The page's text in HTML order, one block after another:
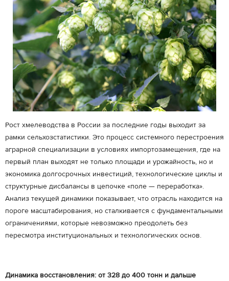
Рост хмелеводства в России за последние годы выходит за
рамки сельхозстатистики. Это процесс системного перестроения
аграрной специализации в условиях импортозамещения, где на
первый план выходят не только площади и урожайность, но и
экономика долгосрочных инвестиций, технологические циклы и
структурные дисбалансы в цепочке «поле — переработка».
Анализ текущей динамики показывает, что отрасль находится на
пороге масштабирования, но сталкивается с фундаментальными
ограничениями, которые невозможно преодолеть без
пересмотра институциональных и технологических основ.
Динамика восстановления: от 328 до 400 тонн и дальше